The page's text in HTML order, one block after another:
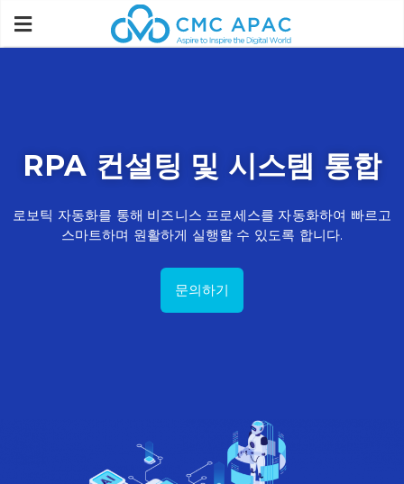
RPA 컨설팅 및 시스템 통합
로보틱 자동화를 통해 비즈니스 프로세스를 자동화하여 빠르고
스마트하며 원활하게 실행할 수 있도록 합니다.
문의하기